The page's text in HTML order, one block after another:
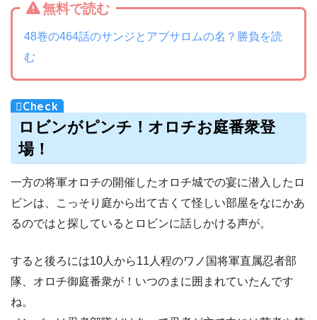
無料で読む
48巻の464話のサンジとアブサロムの名？勝負を読
む
ロビンがピンチ！オロチお庭番衆登
場！
一方の将軍オロチの開催したオロチ城での宴に潜入したロ
ビンは、こっそり庭から出て古くて怪しい部屋をなにかあ
るのではと探しているとロビンに話しかける声が。
すると後ろには10人から11人程のワノ国将軍直属忍者部
隊、オロチ御庭番衆が！いつのまに囲まれていたんです
ね。